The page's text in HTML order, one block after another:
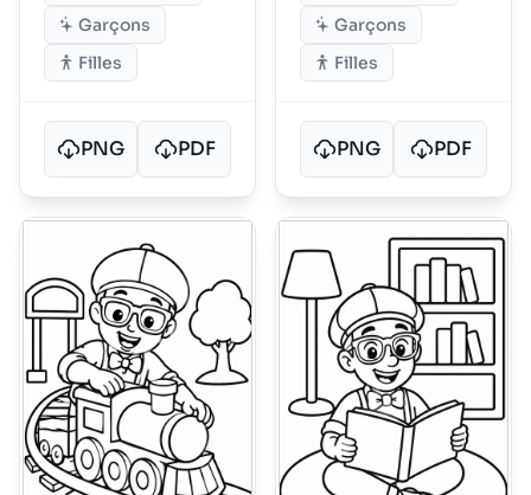
Garçons
Filles
PNG PDF
Garçons
Filles
PNG PDF